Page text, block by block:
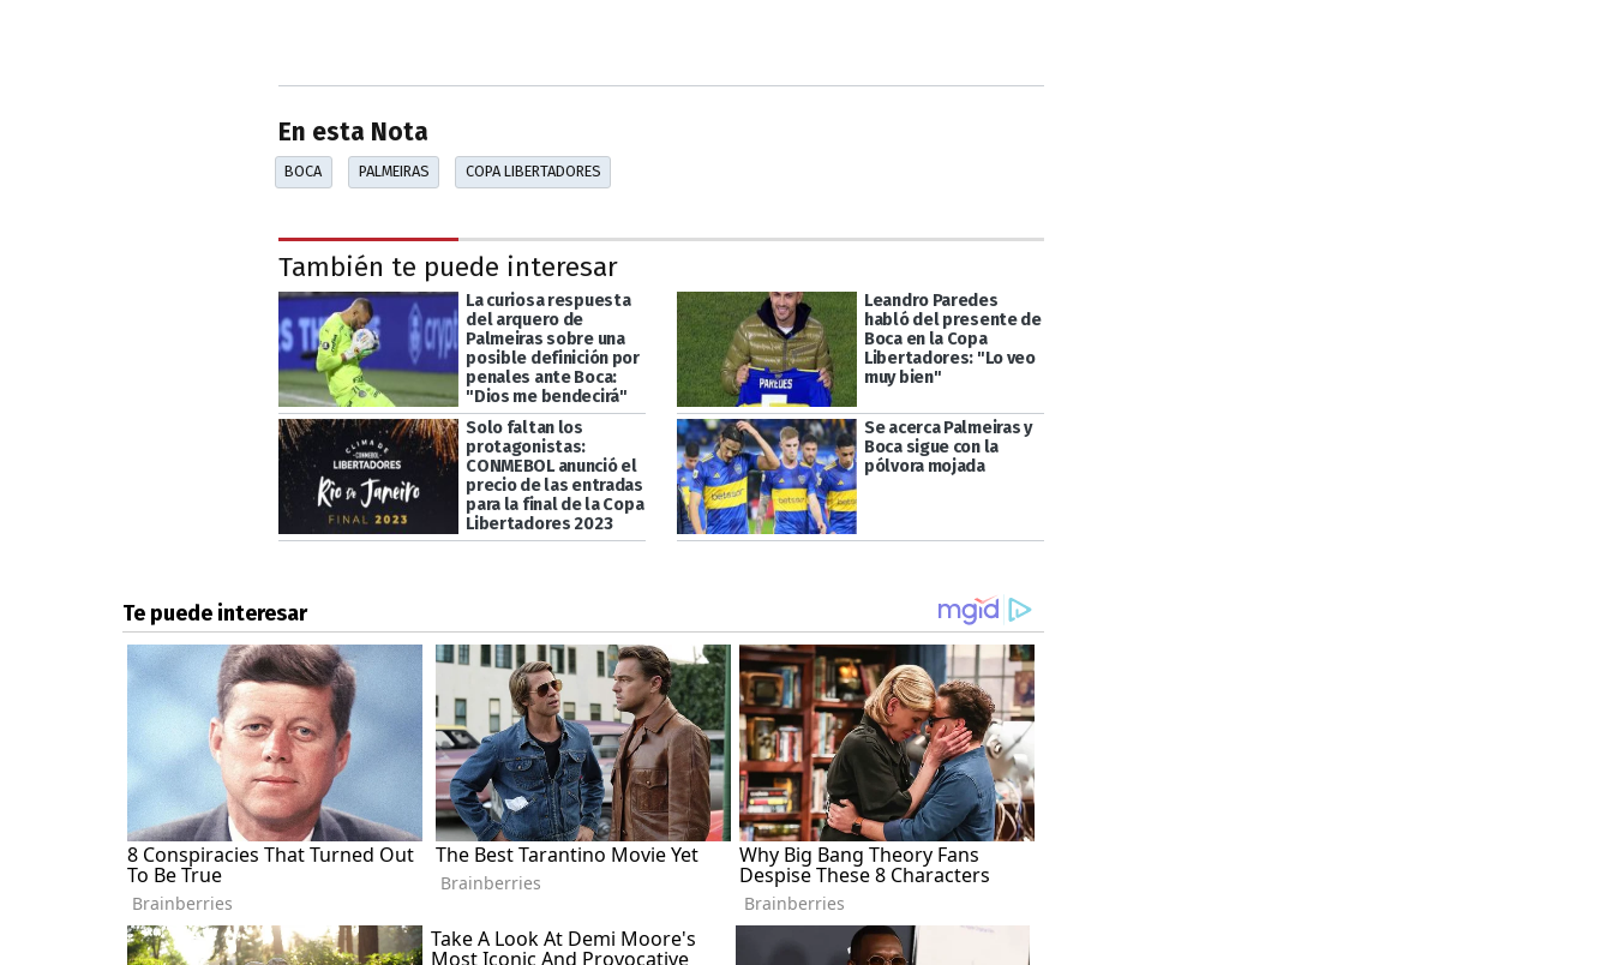
En esta Nota
BOCA PALMEIRAS COPA LIBERTADORES
También te puede interesar
La curiosa respuesta
del arquero de
Palmeiras sobre una
posible definición por
penales ante Boca:
"Dios me bendecirá"
Leandro Paredes
habló del presente de
Boca en la Copa
Libertadores: "Lo veo
muy bien"
Solo faltan los
protagonistas:
CONMEBOL anunció el
precio de las entradas
para la final de la Copa
Libertadores 2023
Se acerca Palmeiras y
Boca sigue con la
pólvora mojada